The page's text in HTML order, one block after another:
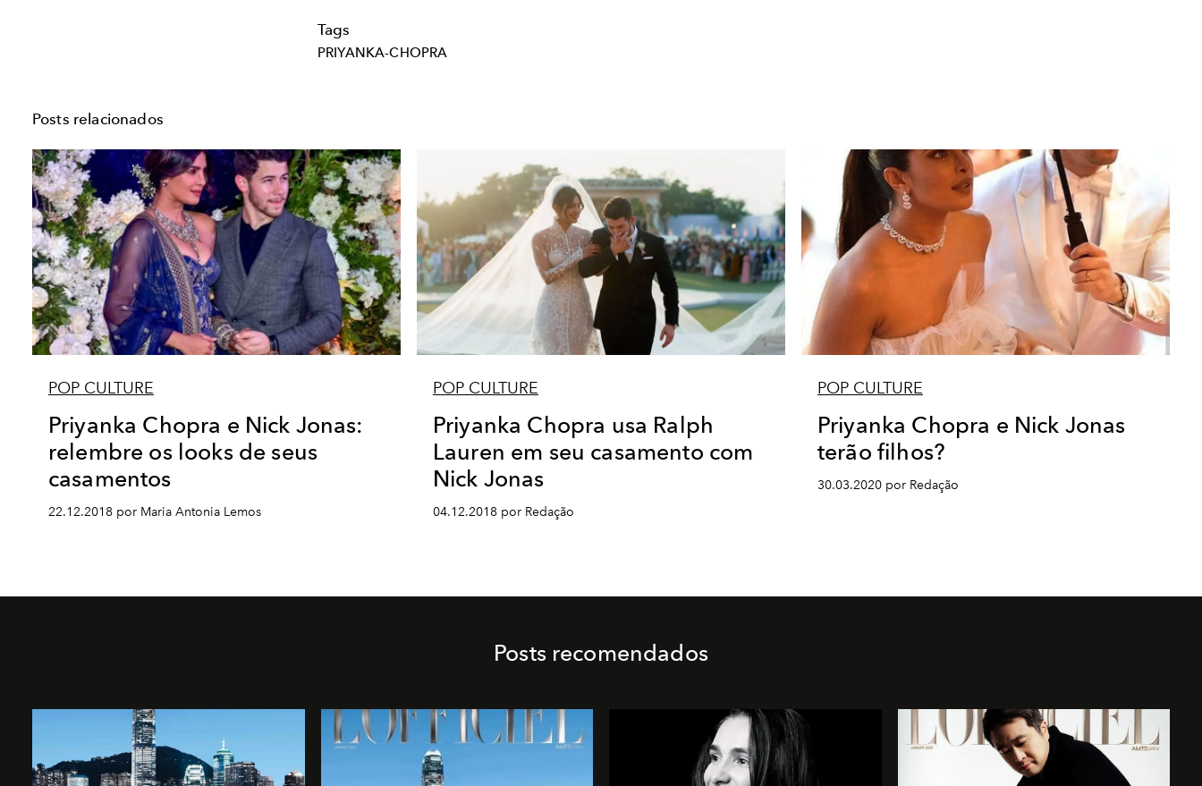
Tags
PRIYANKA-CHOPRA
Posts relacionados
POP CULTURE
Priyanka Chopra e Nick Jonas:
relembre os looks de seus
casamentos
22.12.2018 por Maria Antonia Lemos
POP CULTURE
Priyanka Chopra usa Ralph
Lauren em seu casamento com
Nick Jonas
04.12.2018 por Redação
POP CULTURE
Priyanka Chopra e Nick Jonas
terão filhos?
30.03.2020 por Redação
Posts recomendados